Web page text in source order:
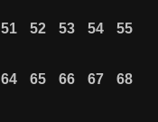
51 52 53 54 55
64 65 66 67 68